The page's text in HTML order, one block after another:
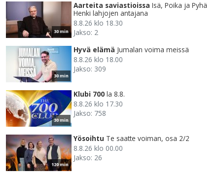
30 min
Aarteita saviastioissa Isä, Poika ja Pyhä
Henki lahjojen antajana
8.8.26 klo 18.30
Jakso: 2
30 min
Hyvä elämä Jumalan voima meissä
8.8.26 klo 18.00
Jakso: 309
30 min
Klubi 700 la 8.8.
8.8.26 klo 17.30
Jakso: 758
120 min
Yösoihtu Te saatte voiman, osa 2/2
8.8.26 klo 00.00
Jakso: 26